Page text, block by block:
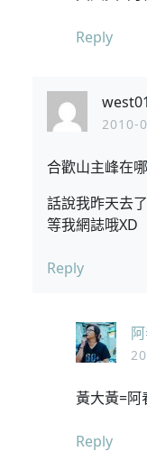
Reply
2010-
合歡山主峰在
話說我昨天去
等我網誌哦XD
Reply
黃大黃=
Reply